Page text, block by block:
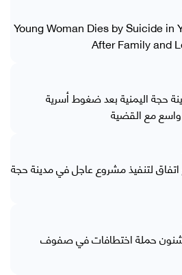
Young Woman Dies by Suicide in
After Family and
حجة اليمنية بعد ضغوط أسرية
مع القضية
اتفاق لتنفيذ مشروع عاجل في مدينة حجة
حملة اختطافات في صفوف